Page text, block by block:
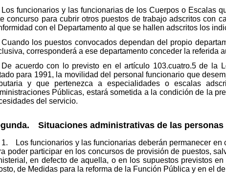
Los funcionarios y las funcionarias de los Cuerpos o Escalas
concurso para cubrir otros puestos de trabajo adscritos con
con el Departamento al que se hallen adscritos los
Cuando los puestos convocados dependan del propio
corresponderá a ese departamento conceder la referida
De acuerdo con lo previsto en el artículo 103.cuatro.5 de la
para 1991, la movilidad del personal funcionario que
y que pertenezca a especialidades o escalas
Públicas, estará sometida a la condición de la
del servicio.
Situaciones administrativas de las personas
1. Los funcionarios y las funcionarias deberán permanecer en
poder participar en los concursos de provisión de puestos,
en defecto de aquella, o en los supuestos previstos
de Medidas para la reforma de la Función Pública y en el